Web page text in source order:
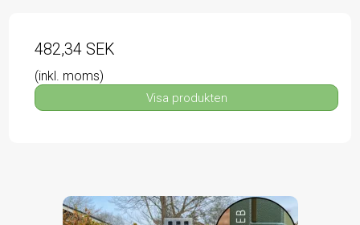
482,34 SEK
(inkl. moms)
Visa produkten